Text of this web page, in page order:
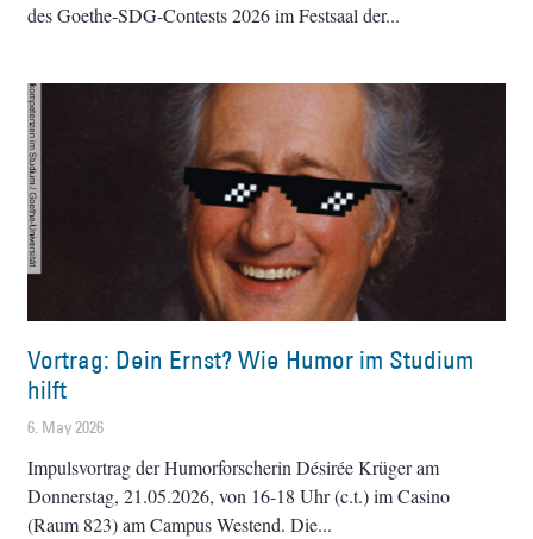
des Goethe-SDG-Contests 2026 im Festsaal der
Vortrag: Dein Ernst? Wie Humor im Studium
hilft
6. May 2026
Impulsvortrag der Humorforscherin Désirée Krüger am
Donnerstag, 21.05.2026, von 16-18 Uhr (c.t.) im Casino
(Raum 823) am Campus Westend. Die